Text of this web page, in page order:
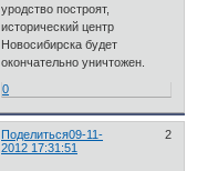
уродство построят,
исторический центр
Новосибирска будет
окончательно уничтожен.
0
Поделиться 2
09-11-
2012 17:31:51